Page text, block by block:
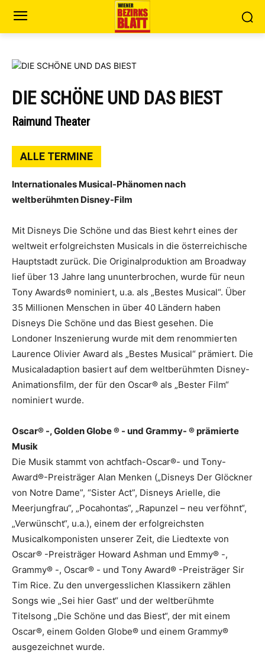
DIE SCHÖNE UND DAS BIEST
Raimund Theater
ALLE TERMINE
Internationales Musical-Phänomen nach
weltberühmten Disney-Film
Mit Disneys Die Schöne und das Biest kehrt eines der
weltweit erfolgreichsten Musicals in die österreichische
Hauptstadt zurück. Die Originalproduktion am Broadway
lief über 13 Jahre lang ununterbrochen, wurde für neun
Tony Awards® nominiert, u.a. als „Bestes Musical“. Über
35 Millionen Menschen in über 40 Ländern haben
Disneys Die Schöne und das Biest gesehen. Die
Londoner Inszenierung wurde mit dem renommierten
Laurence Olivier Award als „Bestes Musical“ prämiert. Die
Musicaladaption basiert auf dem weltberühmten Disney-
Animationsfilm, der für den Oscar® als „Bester Film“
nominiert wurde.
Oscar® -, Golden Globe ® - und Grammy- ® prämierte
Musik
Die Musik stammt von achtfach-Oscar®- und Tony-
Award®-Preisträger Alan Menken („Disneys Der Glöckner
von Notre Dame”, “Sister Act”, Disneys Arielle, die
Meerjungfrau“, „Pocahontas“, „Rapunzel – neu verföhnt“,
„Verwünscht“, u.a.), einem der erfolgreichsten
Musicalkomponisten unserer Zeit, die Liedtexte von
Oscar® -Preisträger Howard Ashman und Emmy® -,
Grammy® -, Oscar® - und Tony Award® -Preisträger Sir
Tim Rice. Zu den unvergesslichen Klassikern zählen
Songs wie „Sei hier Gast“ und der weltberühmte
Titelsong „Die Schöne und das Biest“, der mit einem
Oscar®, einem Golden Globe® und einem Grammy®
ausgezeichnet wurde.